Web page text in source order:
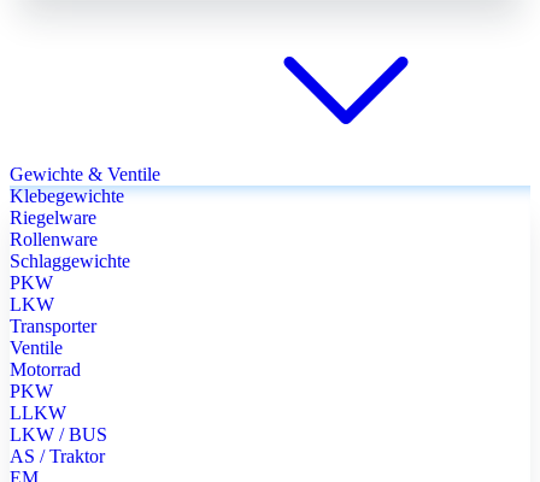
Gewichte & Ventile
Klebegewichte
Riegelware
Rollenware
Schlaggewichte
PKW
LKW
Transporter
Ventile
Motorrad
PKW
LLKW
LKW / BUS
AS / Traktor
EM